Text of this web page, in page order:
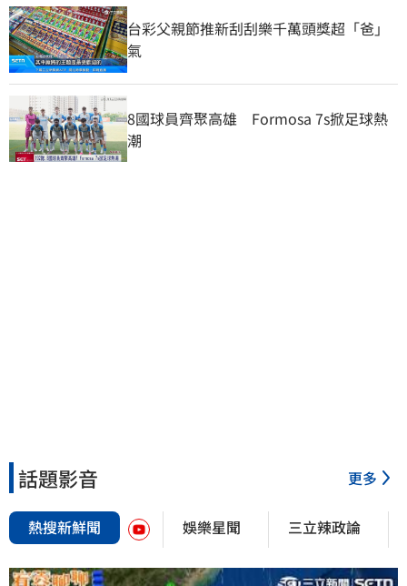
台彩父親節推新刮刮樂千萬頭獎超「爸」
氣
8國球員齊聚高雄　Formosa 7s掀足球熱
潮
話題影音 更多
熱搜新鮮聞 娛樂星聞 三立辣政論